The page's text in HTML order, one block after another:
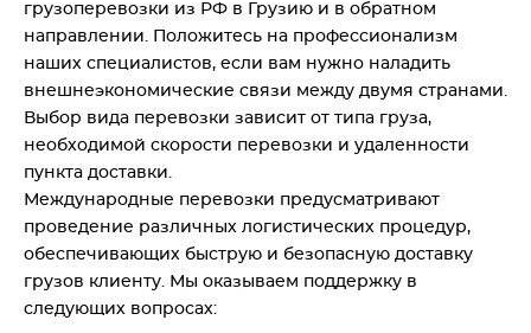
грузоперевозки из РФ в Грузию и в обратном
направлении. Положитесь на профессионализм
наших специалистов, если вам нужно наладить
внешнеэкономические связи между двумя странами.
Выбор вида перевозки зависит от типа груза,
необходимой скорости перевозки и удаленности
пункта доставки.
Международные перевозки предусматривают
проведение различных логистических процедур,
обеспечивающих быструю и безопасную доставку
грузов клиенту. Мы оказываем поддержку в
следующих вопросах: